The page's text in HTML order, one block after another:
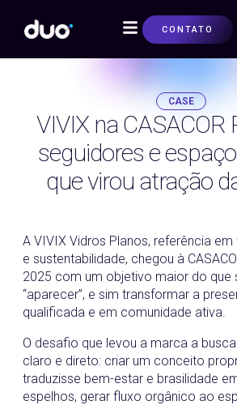
CONTATO
CASE
VIVIX na CASACOR
seguidores e
que virou atração
A VIVIX Vidros Planos, referência
e sustentabilidade, chegou à
2025 com um objetivo maior do que
“aparecer”, e sim transformar a
qualificada e em comunidade ativa.
O desafio que levou a marca a
claro e direto: criar um conceito
traduzisse bem-estar e brasilidade
espelhos, gerar fluxo orgânico ao